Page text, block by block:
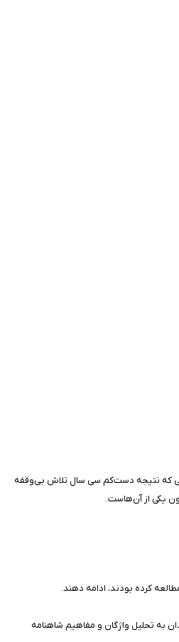
۶۰٬۰۰۰ بیت در بحر متقارب مثمن محذوف است. این شاهکار ادبی که نتیجه دست‌کم سی سال تلاش بی‌وقفه
یکی از آن‌هاست.
کرده بودند، ادامه دهند.
به تحلیل واژگان و مفاهیم شاهنامه